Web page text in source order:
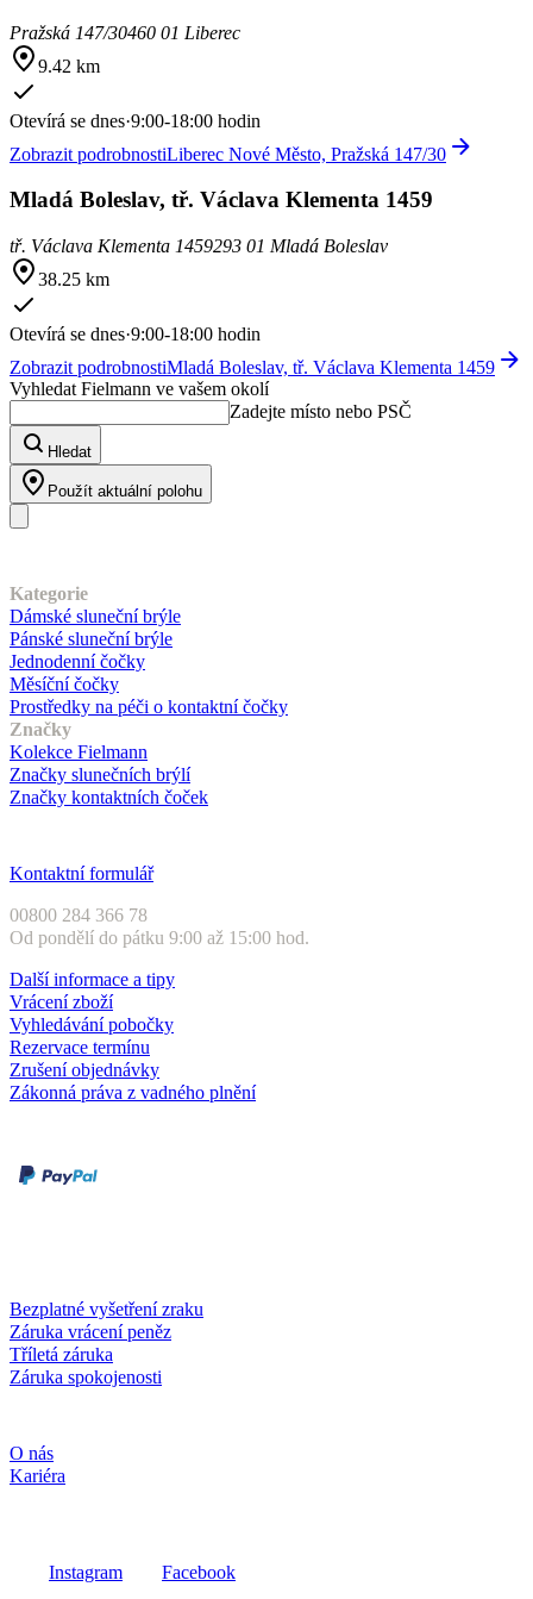
Pražská 147/30460 01 Liberec
9.42 km
Otevírá se dnes·9:00-18:00 hodin
Zobrazit podrobnostiLiberec Nové Město, Pražská 147/30
Mladá Boleslav, tř. Václava Klementa 1459
tř. Václava Klementa 1459293 01 Mladá Boleslav
38.25 km
Otevírá se dnes·9:00-18:00 hodin
Zobrazit podrobnostiMladá Boleslav, tř. Václava Klementa 1459
Vyhledat Fielmann ve vašem okolí
Zadejte místo nebo PSČ
Hledat
Použít aktuální polohu
Kategorie
Dámské sluneční brýle
Pánské sluneční brýle
Jednodenní čočky
Měsíční čočky
Prostředky na péči o kontaktní čočky
Značky
Kolekce Fielmann
Značky slunečních brýlí
Značky kontaktních čoček
Kontaktní formulář
00800 284 366 78
Od pondělí do pátku 9:00 až 15:00 hod.
Další informace a tipy
Vrácení zboží
Vyhledávání pobočky
Rezervace termínu
Zrušení objednávky
Zákonná práva z vadného plnění
Bezplatné vyšetření zraku
Záruka vrácení peněz
Tříletá záruka
Záruka spokojenosti
O nás
Kariéra
Instagram Facebook